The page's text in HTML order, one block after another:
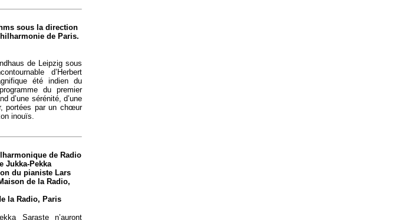
sous la direction
de Paris.
de Leipzig sous
d’Herbert
été indien du
du premier
d’une sérénité, d’une
portées par un chœur
inouïs.
de Radio
Jukka-Pekka
du pianiste Lars
de la Radio,
la Radio, Paris
Saraste n’auront